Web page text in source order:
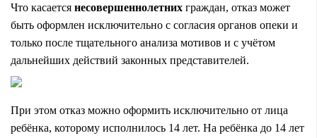
Что касается несовершеннолетних граждан, отказ может
быть оформлен исключительно с согласия органов опеки и
только после тщательного анализа мотивов и с учётом
дальнейших действий законных представителей.
При этом отказ можно оформить исключительно от лица
ребёнка, которому исполнилось 14 лет. На ребёнка до 14 лет